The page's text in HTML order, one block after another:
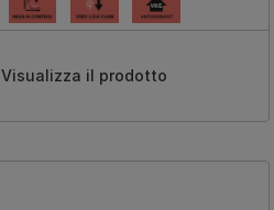
Visualizza il prodotto